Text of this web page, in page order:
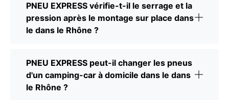
PNEU EXPRESS vérifie-t-il le serrage et la
pression après le montage sur place dans
le dans le Rhône ?
PNEU EXPRESS peut-il changer les pneus
d'un camping-car à domicile dans le dans
le Rhône ?